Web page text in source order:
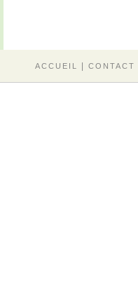
ACCUEIL CONTACT